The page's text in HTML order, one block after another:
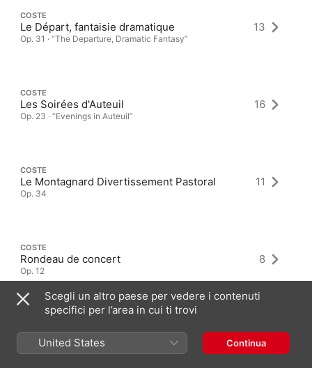
COSTE
Le Départ, fantaisie dramatique
Op. 31 · “The Departure, Dramatic Fantasy”
13
COSTE
Les Soirées d'Auteuil
Op. 23 · “Evenings in Auteuil”
16
COSTE
Le Montagnard Divertissement Pastoral
Op. 34
11
COSTE
Rondeau de concert
Op. 12
8
Scegli un altro paese per vedere i contenuti
specifici per l’area in cui ti trovi
United States Continua